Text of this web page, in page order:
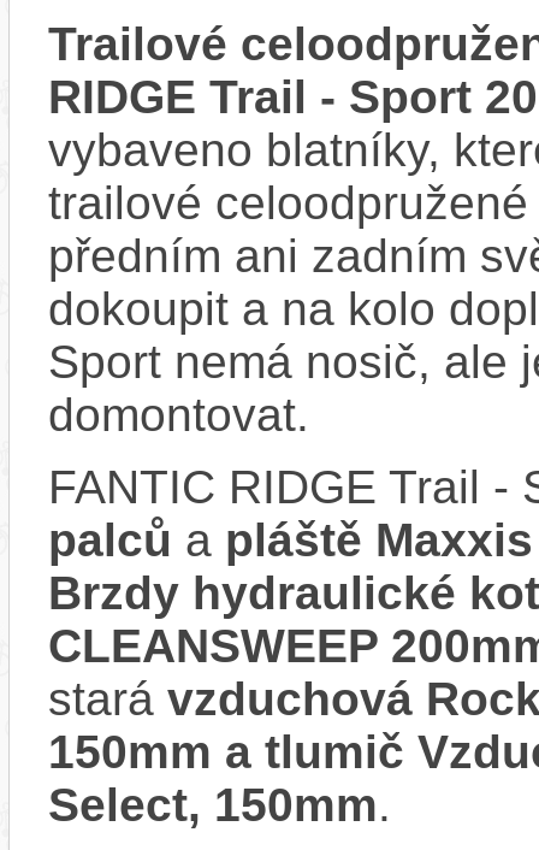
Trailové
RIDGE Trail - Sport
vybaveno blatníky,
trailové
předním ani zadním
dokoupit a na kolo
Sport nemá nosič, ale
domontovat.
FANTIC RIDGE Trail
palců a pláště
Brzdy hydraulické
CLEANSWEEP
stará vzduchová
150mm a tlumič
Select, 150mm.